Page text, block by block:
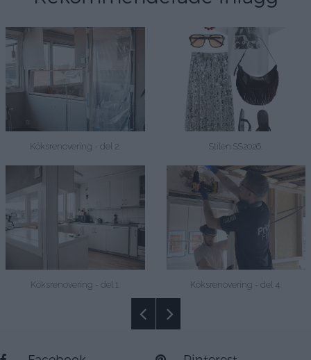
Köksrenovering - del 2.
Köksrenovering - del 1.
Stilen SS2026.
Köksrenovering - del 4.